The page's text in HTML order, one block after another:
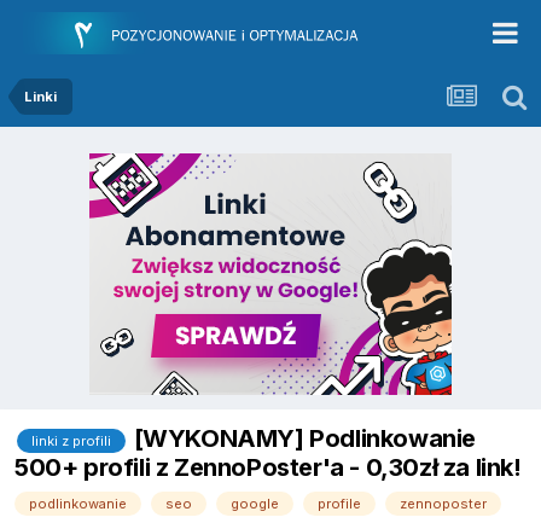
Linki
linki z profili
[WYKONAMY] Podlinkowanie
500+ profili z ZennoPoster'a - 0,30zł za link!
podlinkowanie seo google profile zennoposter